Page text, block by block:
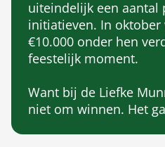
uiteindelijk een aantal
initiatieven. In
€10.000 onder hen
feestelijk moment.
Want bij de Liefke
niet om winnen. Het